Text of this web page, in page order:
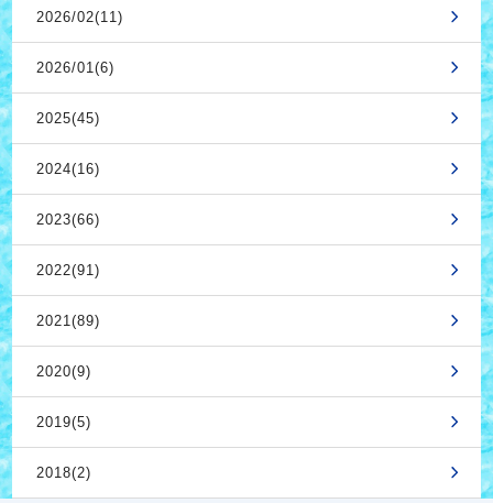
2026/02(11)
2026/01(6)
2025(45)
2024(16)
2023(66)
2022(91)
2021(89)
2020(9)
2019(5)
2018(2)